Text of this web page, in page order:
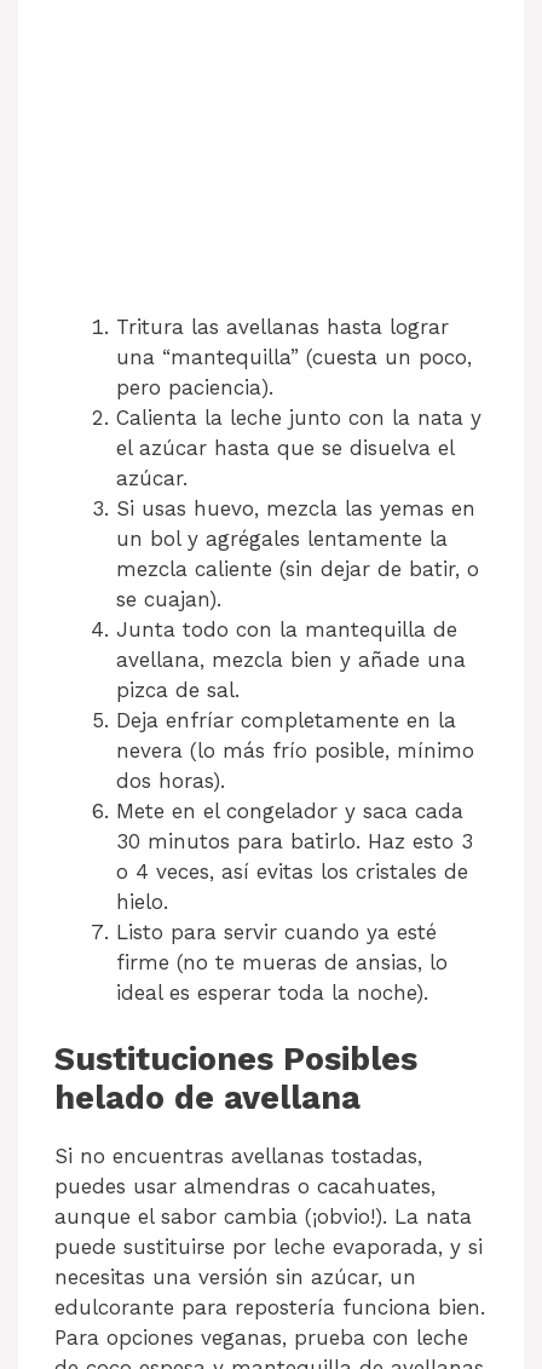
Tritura las avellanas hasta lograr
una “mantequilla” (cuesta un poco,
pero paciencia).
Calienta la leche junto con la nata y
el azúcar hasta que se disuelva el
azúcar.
Si usas huevo, mezcla las yemas en
un bol y agrégales lentamente la
mezcla caliente (sin dejar de batir, o
se cuajan).
Junta todo con la mantequilla de
avellana, mezcla bien y añade una
pizca de sal.
Deja enfríar completamente en la
nevera (lo más frío posible, mínimo
dos horas).
Mete en el congelador y saca cada
30 minutos para batirlo. Haz esto 3
o 4 veces, así evitas los cristales de
hielo.
Listo para servir cuando ya esté
firme (no te mueras de ansias, lo
ideal es esperar toda la noche).
Sustituciones Posibles
helado de avellana
Si no encuentras avellanas tostadas,
puedes usar almendras o cacahuates,
aunque el sabor cambia (¡obvio!). La nata
puede sustituirse por leche evaporada, y si
necesitas una versión sin azúcar, un
edulcorante para repostería funciona bien.
Para opciones veganas, prueba con leche